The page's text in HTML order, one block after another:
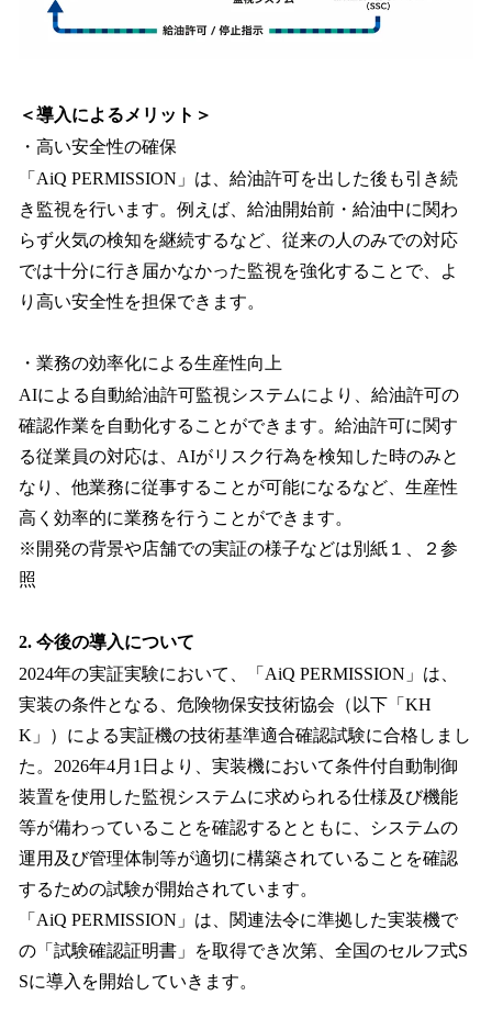
＜導入によるメリット＞
・高い安全性の確保
「AiQ PERMISSION」は、給油許可を出した後も引き続
き監視を行います。例えば、給油開始前・給油中に関わ
らず火気の検知を継続するなど、従来の人のみでの対応
では十分に行き届かなかった監視を強化することで、よ
り高い安全性を担保できます。
・業務の効率化による生産性向上
AIによる自動給油許可監視システムにより、給油許可の
確認作業を自動化することができます。給油許可に関す
る従業員の対応は、AIがリスク行為を検知した時のみと
なり、他業務に従事することが可能になるなど、生産性
高く効率的に業務を行うことができます。
※開発の背景や店舗での実証の様子などは別紙１、２参
照
2. 今後の導入について
2024年の実証実験において、「AiQ PERMISSION」は、
実装の条件となる、危険物保安技術協会（以下「KH
K」）による実証機の技術基準適合確認試験に合格しまし
た。2026年4月1日より、実装機において条件付自動制御
装置を使用した監視システムに求められる仕様及び機能
等が備わっていることを確認するとともに、システムの
運用及び管理体制等が適切に構築されていることを確認
するための試験が開始されています。
「AiQ PERMISSION」は、関連法令に準拠した実装機で
の「試験確認証明書」を取得でき次第、全国のセルフ式S
Sに導入を開始していきます。